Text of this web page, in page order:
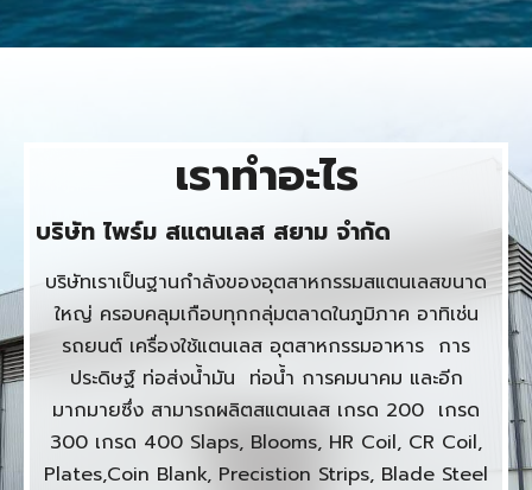
เราทําอะไร
บริษัท ไพร์ม สแตนเลส สยาม จำกัด​
บริษัทเราเป็นฐานกำลังของอุตสาหกรรมสแตนเลสขนาด
ใหญ่ ครอบคลุมเกือบทุกกลุ่มตลาดในภูมิภาค อาทิเช่น
รถยนต์ เครื่องใช้แตนเลส อุตสาหกรรมอาหาร การ
ประดิษฐ์ ท่อส่งน้ำมัน ท่อน้ำ การคมนาคม และอีก
มากมายซึ่ง สามารถผลิตสแตนเลส เกรด 200 เกรด
300 เกรด 400 Slaps, Blooms, HR Coil, CR Coil,
Plates,Coin Blank, Precistion Strips, Blade Steel